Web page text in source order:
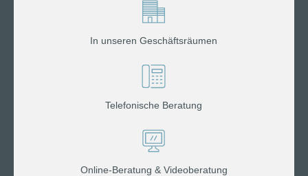
In unseren Geschäftsräumen
Telefonische Beratung
Online-Beratung & Videoberatung